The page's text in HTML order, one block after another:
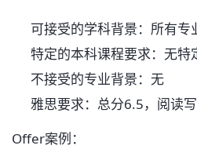
可接受的学科背景：所有专
特定的本科课程要求：无特
不接受的专业背景：无
雅思要求：总分6.5，阅读
Offer案例：